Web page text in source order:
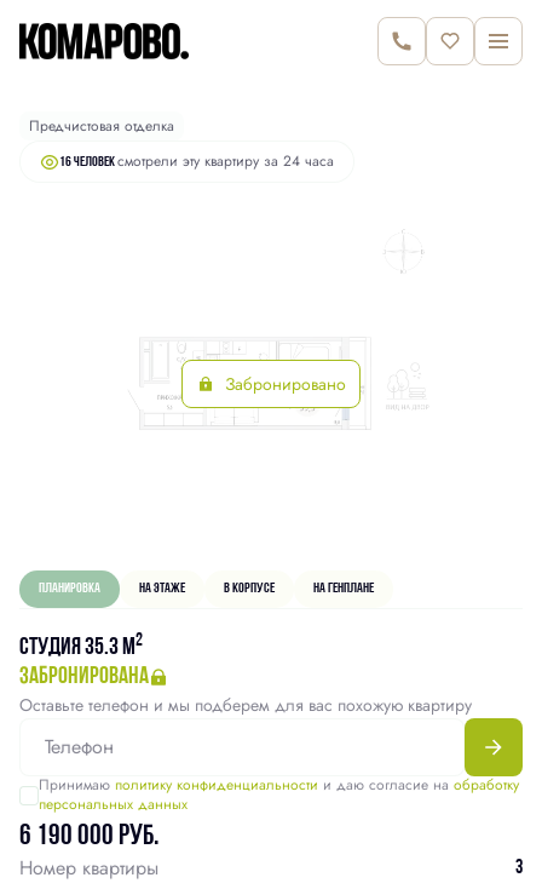
Студия35.3 м2 6 190 000 руб.
Предчистовая отделка
16 человексмотрели эту квартиру за 24 часа
Забронировано
Планировка На этаже В корпусе На генплане
Студия 35.3 м2
забронирована
Оставьте телефон и мы подберем для вас похожую квартиру
Принимаю политику конфиденциальности и даю согласие на обработку
персональных данных
6 190 000 руб.
Номер квартиры 3